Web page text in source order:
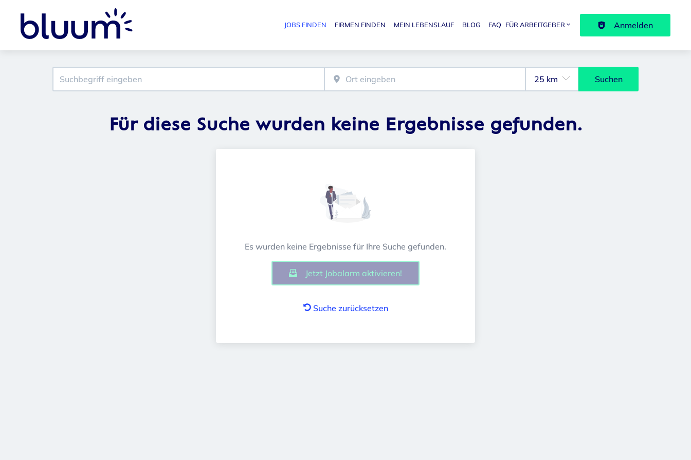
Haupt-Navigation
JOBS FINDEN FIRMEN FINDEN MEIN LEBENSLAUF BLOG FAQ FÜR ARBEITGEBER Anmelden
Suchen
Für diese Suche wurden keine Ergebnisse gefunden.
Es wurden keine Ergebnisse für Ihre Suche gefunden.
Jetzt Jobalarm aktivieren!
Suche zurücksetzen